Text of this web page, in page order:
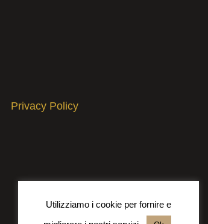
Privacy Policy
Utilizziamo i cookie per fornire e